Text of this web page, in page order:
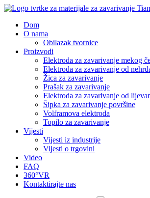
Dom
O nama
Obilazak tvornice
Proizvodi
Elektroda za zavarivanje mekog
Elektroda za zavarivanje od
Žica za zavarivanje
Prašak za zavarivanje
Elektroda za zavarivanje od
Šipka za zavarivanje površine
Volframova elektroda
Topilo za zavarivanje
Vijesti
Vijesti iz industrije
Vijesti o trgovini
Video
FAQ
360°VR
Kontaktirajte nas